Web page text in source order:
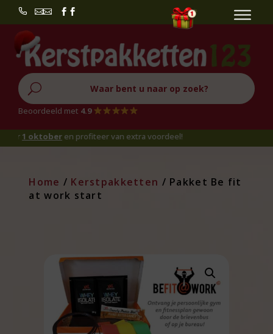
 
U
Beoordeeld met 4.9
en profiteer van extra voordeel!
Home / Kerstpakketten / Pakket Be fit
at work start